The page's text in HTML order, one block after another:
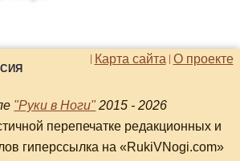
О проекте
Карта сайта
"Руки в Ноги" 2015 - 2026
перепечатке редакционных и
гиперссылка на «RukiVNogi.com»